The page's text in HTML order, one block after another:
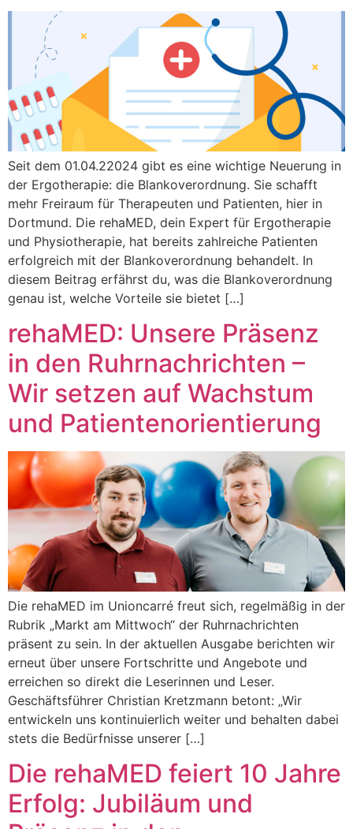
Seit dem 01.04.22024 gibt es eine wichtige Neuerung in
der Ergotherapie: die Blankoverordnung. Sie schafft
mehr Freiraum für Therapeuten und Patienten, hier in
Dortmund. Die rehaMED, dein Expert für Ergotherapie
und Physiotherapie, hat bereits zahlreiche Patienten
erfolgreich mit der Blankoverordnung behandelt. In
diesem Beitrag erfährst du, was die Blankoverordnung
genau ist, welche Vorteile sie bietet […]
rehaMED: Unsere Präsenz
in den Ruhrnachrichten –
Wir setzen auf Wachstum
und Patientenorientierung
Die rehaMED im Unioncarré freut sich, regelmäßig in der
Rubrik „Markt am Mittwoch“ der Ruhrnachrichten
präsent zu sein. In der aktuellen Ausgabe berichten wir
erneut über unsere Fortschritte und Angebote und
erreichen so direkt die Leserinnen und Leser.
Geschäftsführer Christian Kretzmann betont: „Wir
entwickeln uns kontinuierlich weiter und behalten dabei
stets die Bedürfnisse unserer […]
Die rehaMED feiert 10 Jahre
Erfolg: Jubiläum und